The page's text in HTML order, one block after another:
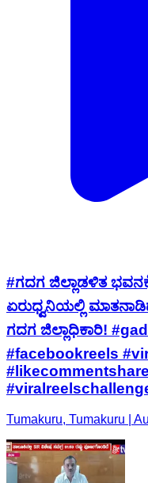
#ಗದಗ ಜಿಲ್ಲಾಡಳಿತ
ಏರುಧ್ವನಿಯಲ್ಲಿ
ಗದಗ ಜಿಲ್ಲಾಧಿಕಾರಿ!
#facebookreels
Tumakuru, Tumakuru |